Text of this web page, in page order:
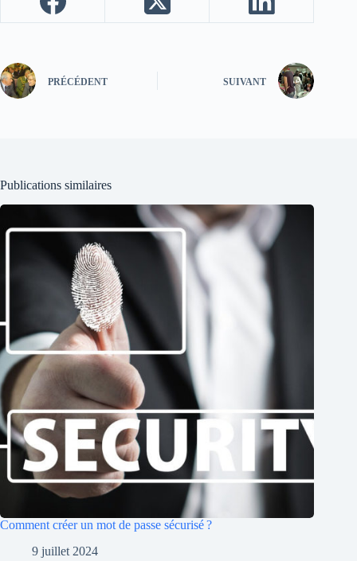
PRÉCÉDENT SUIVANT
Publications similaires
Comment créer un mot de passe sécurisé ?
9 juillet 2024